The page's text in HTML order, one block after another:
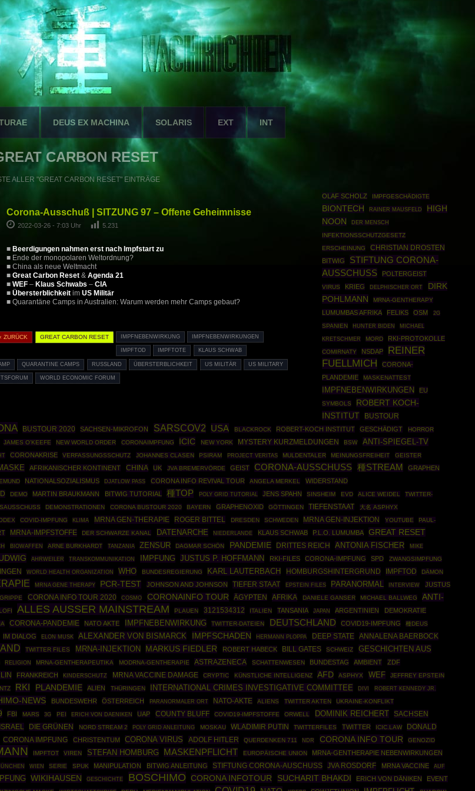
DEUS EX MACHINA SOLARIS EXT INT
CARBON RESET
ALLER "GREAT CARBON RESET" EINTRÄGE
Corona-Ausschuß | SITZUNG 97 – Offene Geheimnisse
2022-03-26 - 7:03 Uhr 5.231
■ Beerdigungen nahmen erst nach Impfstart zu
■ Ende der monopolaren Weltordnung?
■ China als neue Weltmacht
■ Great Carbon Reset& Agenda 21
■ WEF– Klaus Schwabs – CIA
■ Übersterblichkeitim US Militär
■ Quarantäne Camps in Australien: Warum werden mehr Camps gebaut?
ZURÜCK GREAT CARBON RESET IMPFNEBENWIRKUNG IMPFNEBENWIRKUNGEN
IMPFTOD IMPFTOTE KLAUS SCHWAB
QUARANTINE CAMPS RUSSLAND ÜBERSTERBLICHKEIT US MILITÄR US MILITARY
WORLD ECONOMIC FORUM
OLAF SCHOLZ IMPFGESCHÄDIGTE
BIONTECH RAINER MAUSFELD
HIGH
NOON
DER MENSCH
INFEKTIONSSCHUTZGESETZ
ERSCHEINUNG
CHRISTIAN DROSTEN
BITWIG
STIFTUNG CORONA-
AUSSCHUSS
POLTERGEIST
VIRUS KRIEG DELPHISCHER ORT
DIRK
POHLMANN
MRNA-GENTHERAPY
LUMUMBAS AFRIKA FELIKS OSM 2G
SPANIEN HUNTER BIDEN MICHAEL
KRETSCHMER MORD RKI-PROTOKOLLE
COMIRNATY NSDAP
REINER
FUELLMICH
CORONA-
PLANDEMIE
MASKENATTEST
IMPFNEBENWIRKUNGEN EU
SYMBOLS
ROBERT KOCH-
INSTITUT
BUSTOUR
BUSTOUR 2020 SACHSEN-MIKROFON SARSCOV2 USA BLACKROCK ROBERT-KOCH INSTITUT GESCHÄDIGT
HORROR
JAMES O'KEEFE NEW WORLD ORDER CORONAIMPFUNG ICIC NEW YORK MYSTERY KURZMELDUNGEN BSW ANTI-SPIEGEL-TV
CORONAKRISE VERFASSUNGSSCHUTZ JOHANNES CLASEN PSIRAM PROJECT VERITAS MULDENTALER MEINUNGSFREIHEIT
GEISTER
AFRIKANISCHER KONTINENT CHINA UK JVA BREMERVÖRDE GEIST CORONA-AUSSCHUSS 種STREAM GRAPHEN
NATIONALSOZIALISMUS DJATLOW PASS CORONA INFO REVIVAL TOUR ANGELA MERKEL WIDERSTAND
DEMO MARTIN BRAUKMANN BITWIG TUTORIAL 種TOP POLY GRID TUTORIAL JENS SPAHN SINSHEIM EVD ALICE WEIDEL
TWITTER-
DEMONSTRATIONEN CORONA BUSTOUR 2020 BAYERN GRAPHENOXID GÖTTINGEN TIEFENSTAAT 大名 ASPHYX
COVID-IMPFUNG KLIMA MRNA GEN-THERAPIE ROGER BITTEL DRESDEN SCHWEDEN MRNA GEN-INJEKTION YOUTUBE
PAUL-
MRNA-IMPFSTOFFE DER SCHWARZE KANAL DATENARCHE NIEDERLANDE KLAUS SCHWAB P.L.O. LUMUMBA GREAT RESET
BIOWAFFEN ARNE BURKHARDT TANZANIA ZENSUR DAGMAR SCHÖN PANDEMIE DRITTES REICH ANTONIA FISCHER MIKE
AHRWEILER TRANSKOMMUNIKATION IMPFUNG JUSTUS P. HOFFMANN RKI-FILES CORONA-IMPFUNG SPD
ZWANGSIMPFUNG
WORLD HEALTH ORGANIZATION WHO BUNDESREGIERUNG KARL LAUTERBACH HOMBURGSHINTERGRUND IMPFTOD DÄMON
MRNA GENE THERAPY PCR-TEST JOHNSON AND JOHNSON TIEFER STAAT EPSTEIN FILES PARANORMAL INTERVIEW
JUSTUS
GRIPPE CORONA INFO TOUR 2020 COSMO CORONAINFO TOUR ÄGYPTEN AFRIKA DANIELE GANSER MICHAEL BALLWEG
ANTI-
LOFI ALLES AUSSER MAINSTREAM PLAUEN 3121534312 ITALIEN TANSANIA JAPAN ARGENTINIEN DEMOKRATIE
CORONA-PANDEMIE NATO AKTE IMPFNEBENWIRKUNG TWITTER-DATEIEN DEUTSCHLAND COVID19-IMPFUNG 種DEUS
IM DIALOG ELON MUSK ALEXANDER VON BISMARCK IMPFSCHADEN HERMANN PLOPPA DEEP STATE ANNALENA BAERBOCK
TWITTER FILES MRNA-INJEKTION MARKUS FIEDLER ROBERT HABECK BILL GATES SCHWEIZ
GESCHICHTEN AUS
RELIGION MRNA-GENTHERAPEUTIKA MODRNA-GENTHERAPIE ASTRAZENECA SCHATTENWESEN BUNDESTAG AMBIENT ZDF
FRANKREICH KINDERSCHUTZ MRNA VACCINE DAMAGE CRYPTIC KÜNSTLICHE INTELLIGENZ AFD ASPHYX WEF JEFFREY EPSTEIN
RKI PLANDEMIE ALIEN THÜRINGEN INTERNATIONAL CRIMES INVESTIGATIVE COMMITTEE DIVI
ROBERT KENNEDY JR.
NEWS BUNDESWEHR ÖSTERREICH PARANORMALER ORT NATO-AKTE ALIENS TWITTER AKTEN
UKRAINE-KONFLIKT
FBI MARS 3G PEI ERICH VON DAENIKEN UAP COUNTY BLUFF COVID19-IMPFSTOFFE ORWELL DOMINIK REICHERT SACHSEN
ISRAEL DIE GRÜNEN NORD STREAM 2 POLY GRID ANLEITUNG MOSKAU WLADIMIR PUTIN TWITTERFILES TWITTER ICIC.LAW
DONALD
CORONA IMPFUNG CHRISTENTUM CORONA VIRUS ADOLF HITLER QUERDENKEN 711 NDR CORONA INFO TOUR
GENOZID
IMPFTOT VIREN STEFAN HOMBURG MASKENPFLICHT EUROPÄISCHE UNION
MRNA-GENTHERAPIE NEBENWIRKUNGEN
WIEN SERIE SPUK MANIPULATION BITWIG ANLEITUNG STIFTUNG CORONA-AUSCHUSS JVA ROSDORF MRNA VACCINE AUF
WIKIHAUSEN GESCHICHTE BOSCHIMO CORONA INFOTOUR SUCHARIT BHAKDI ERICH VON DÄNIKEN
EVENT